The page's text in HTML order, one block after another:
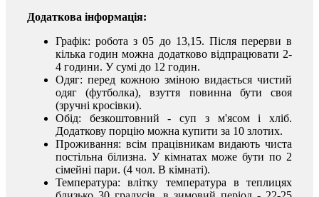
Додаткова інформація:
Графік: робота з 05 до 13,15. Після перерви в
кілька годин можна додатково відпрацювати 2-
4 години. У сумі до 12 годин.
Одяг: перед кожною зміною видається чистий
одяг (футболка), взуття повинна бути своя
(зручні кросівки).
Обід: безкоштовний - суп з м'ясом і хліб.
Додаткову порцію можна купити за 10 злотих.
Проживання: всім працівникам видають чиста
постільна білизна. У кімнатах може бути по 2
сімейні пари. (4 чол. В кімнаті).
Температура: влітку температура в теплицях